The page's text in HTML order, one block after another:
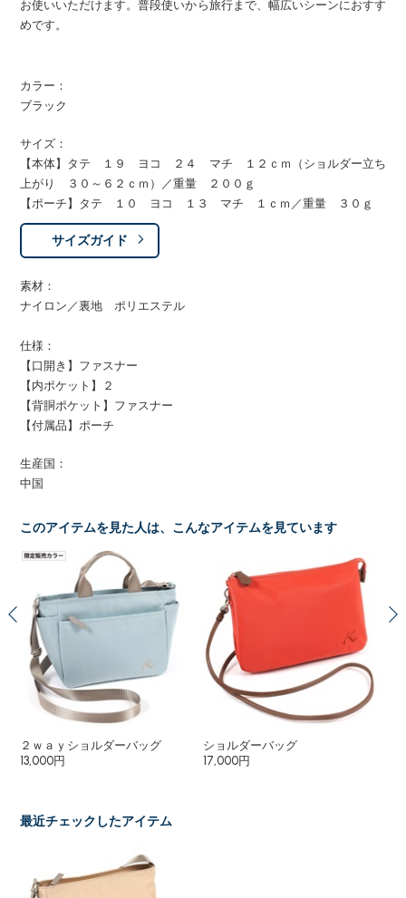
お使いいただけます。普段使いから旅行まで、幅広いシーンにおすす
めです。
カラー：
ブラック
サイズ：
【本体】タテ １９ ヨコ ２４ マチ １２ｃｍ（ショルダー立ち
上がり ３０～６２ｃｍ）／重量 ２００ｇ
【ポーチ】タテ １０ ヨコ １３ マチ １ｃｍ／重量 ３０ｇ
サイズガイド
素材：
ナイロン／裏地 ポリエステル
仕様：
【口開き】ファスナー
【内ポケット】２
【背胴ポケット】ファスナー
【付属品】ポーチ
生産国：
中国
このアイテムを見た人は、こんなアイテムを見ています
２ｗａｙショルダーバッグ
13,000円
ショルダーバッグ
17,000円
最近チェックしたアイテム